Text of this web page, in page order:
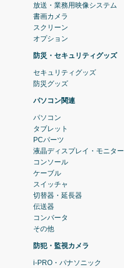
放送・業務用映像システム
書画カメラ
スクリーン
オプション
防災・セキュリティグッズ
セキュリティグッズ
防災グッズ
パソコン関連
パソコン
タブレット
PCパーツ
液晶ディスプレイ・モニター
コンソール
ケーブル
スイッチャ
切替器・延長器
伝送器
コンバータ
その他
防犯・監視カメラ
i-PRO・パナソニック